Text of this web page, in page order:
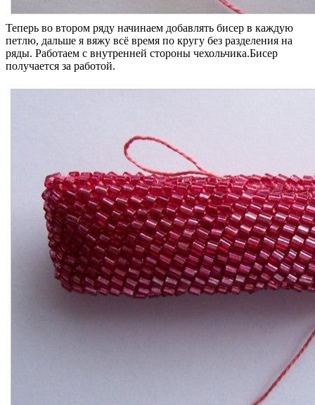
Теперь во втором ряду начинаем добавлять бисер в каждую
петлю, дальше я вяжу всё время по кругу без разделения на
ряды. Работаем с внутренней стороны чехольчика.Бисер
получается за работой.